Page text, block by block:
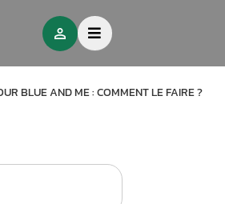
BLUE AND ME : COMMENT LE FAIRE ?